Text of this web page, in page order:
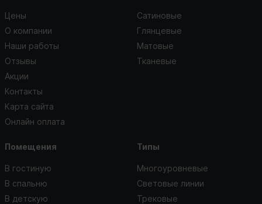
Цены
О компании
Наши работы
Отзывы
Акции
Контакты
Карта сайта
Онлайн оплата
Сатиновые
Глянцевые
Матовые
Тканевые
Помещения
В гостиную
В спальню
В детскую
Типы
Многоуровневые
Световые линии
Трековые